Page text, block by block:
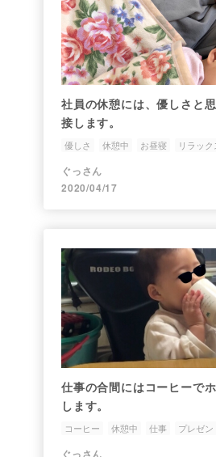
社員の休憩には、優しさと
接します。
優しさ 休憩中 お昼寝 リラック
ぐっさん
2020/04/17
仕事の合間にはコーヒーで
します。
コーヒー 休憩中 仕事 プレゼン
ぐっさん